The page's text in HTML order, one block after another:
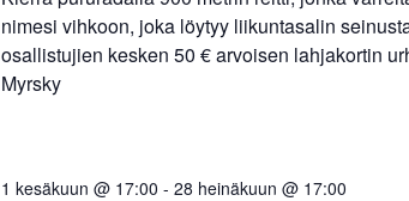
nimesi vihkoon, joka löytyy liikuntasalin
osallistujien kesken 50 € arvoisen lahjakortin
Myrsky
1 kesäkuun @ 17:00 - 28 heinäkuun @ 17:00